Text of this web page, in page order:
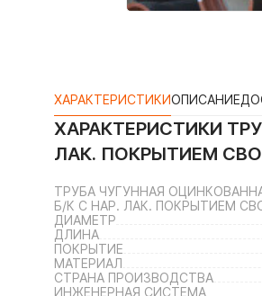
ХАРАКТЕРИСТИКИОПИСАНИЕ
ХАРАКТЕРИСТИКИ
ЛАК. ПОКРЫТИЕМ
ТРУБА ЧУГУННАЯ
Б/К С НАР. ЛАК. ПОКРЫТИЕМ
ДИАМЕТР
ДЛИНА
ПОКРЫТИЕ
МАТЕРИАЛ
СТРАНА ПРОИЗВОДСТВА
ИНЖЕНЕРНАЯ СИСТЕМА